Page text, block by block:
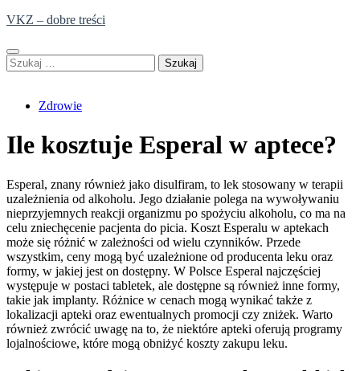
Skip
content
VKZ – dobre treści
Szukaj:
Zdrowie
Ile kosztuje Esperal w aptece?
Esperal, znany również jako disulfiram, to lek stosowany w terapii
uzależnienia od alkoholu. Jego działanie polega na wywoływaniu
nieprzyjemnych reakcji organizmu po spożyciu alkoholu, co ma na
celu zniechęcenie pacjenta do picia. Koszt Esperalu w aptekach
może się różnić w zależności od wielu czynników. Przede
wszystkim, ceny mogą być uzależnione od producenta leku oraz
formy, w jakiej jest on dostępny. W Polsce Esperal najczęściej
występuje w postaci tabletek, ale dostępne są również inne formy,
takie jak implanty. Różnice w cenach mogą wynikać także z
lokalizacji apteki oraz ewentualnych promocji czy zniżek. Warto
również zwrócić uwagę na to, że niektóre apteki oferują programy
lojalnościowe, które mogą obniżyć koszty zakupu leku.